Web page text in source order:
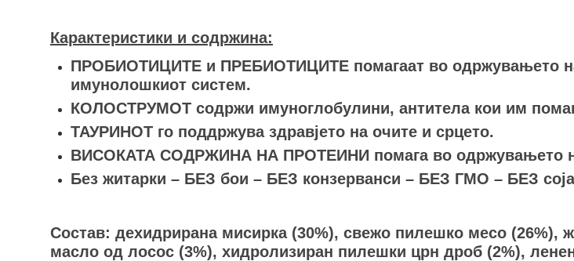
Карактеристики и содржина:
ПРОБИОТИЦИТЕ и ПРЕБИОТИЦИТЕ помагаат во одржувањето на
имунолошкиот систем.
КОЛОСТРУМОТ содржи имуноглобулини, антитела кои им
ТАУРИНОТ го поддржува здравјето на очите и срцето.
ВИСОКАТА СОДРЖИНА НА ПРОТЕИНИ помага во одржувањето на
Без житарки – БЕЗ бои – БЕЗ конзерванси – БЕЗ ГМО – БЕЗ
Состав: дехидрирана мисирка (30%), свежо пилешко месо (26%),
масло од лосос (3%), хидролизиран пилешки црн дроб (2%),